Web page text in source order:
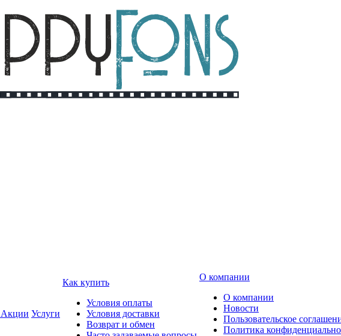
Акции Услуги
Как купить
Условия оплаты
Условия доставки
Возврат и обмен
О компании
О компании
Новости
Пользовательское
Политика